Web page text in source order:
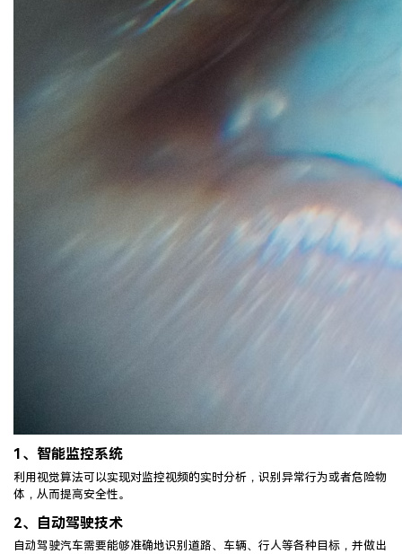
1、 智能监控系统
利用视觉算法可以实现对监控视频的实时分析，识别异常行为或者危险物
体，从而提高安全性。
2、 自动驾驶技术
自动驾驶汽车需要能够准确地识别道路、车辆、行人等各种目标，并做出